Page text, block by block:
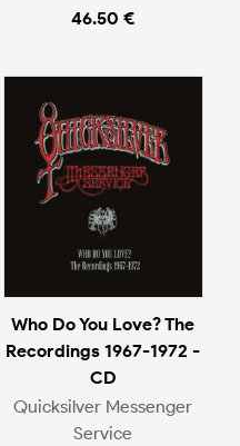
46.50 €
Who Do You Love? The
Recordings 1967-1972 -
CD
Quicksilver Messenger
Service